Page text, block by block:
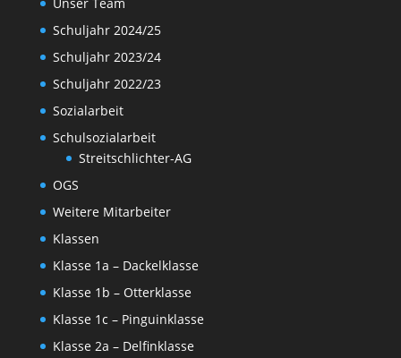
Schuljahr 2024/25
Schuljahr 2023/24
Schuljahr 2022/23
Sozialarbeit
Schulsozialarbeit
Streitschlichter-AG
OGS
Weitere Mitarbeiter
Klassen
Klasse 1a – Dackelklasse
Klasse 1b – Otterklasse
Klasse 1c – Pinguinklasse
Klasse 2a – Delfinklasse